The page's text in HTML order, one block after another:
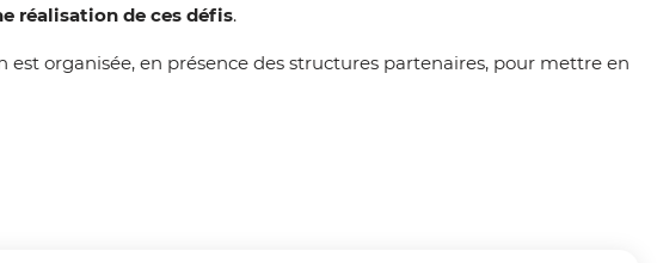
réalisation de ces défis.
organisée, en présence des structures partenaires, pour mettre en